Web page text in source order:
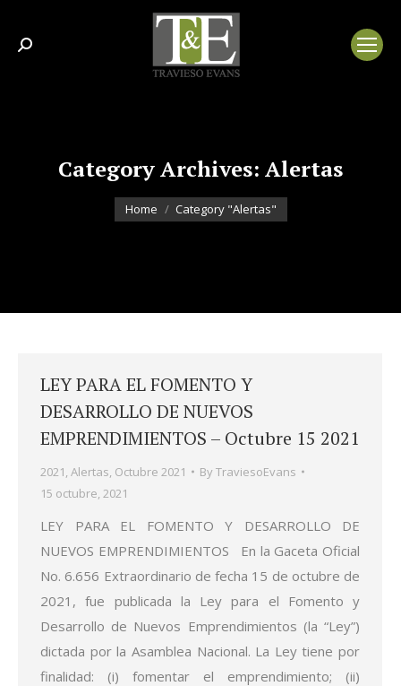
Search:
Category Archives: Alertas
You are here:
Home Category "Alertas"
LEY PARA EL FOMENTO Y
DESARROLLO DE NUEVOS
EMPRENDIMIENTOS – Octubre 15 2021
2021, Alertas, Octubre 2021 ByTraviesoEvans
15 octubre, 2021
LEY PARA EL FOMENTO Y DESARROLLO DE
NUEVOS EMPRENDIMIENTOS En la Gaceta Oficial
No. 6.656 Extraordinario de fecha 15 de octubre de
2021, fue publicada la Ley para el Fomento y
Desarrollo de Nuevos Emprendimientos (la “Ley”)
dictada por la Asamblea Nacional. La Ley tiene por
finalidad: (i) fomentar el emprendimiento; (ii)